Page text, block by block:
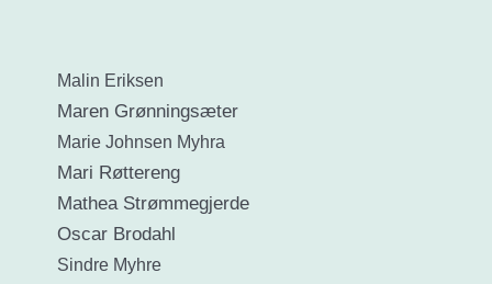
Malin Eriksen
Maren Grønningsæter
Marie Johnsen Myhra
Mari Røttereng
Mathea Strømmegjerde
Oscar Brodahl
Sindre Myhre